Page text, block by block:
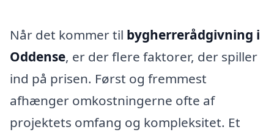
Når det kommer til bygherrerådgivning i
Oddense, er der flere faktorer, der spiller
ind på prisen. Først og fremmest
afhænger omkostningerne ofte af
projektets omfang og kompleksitet. Et